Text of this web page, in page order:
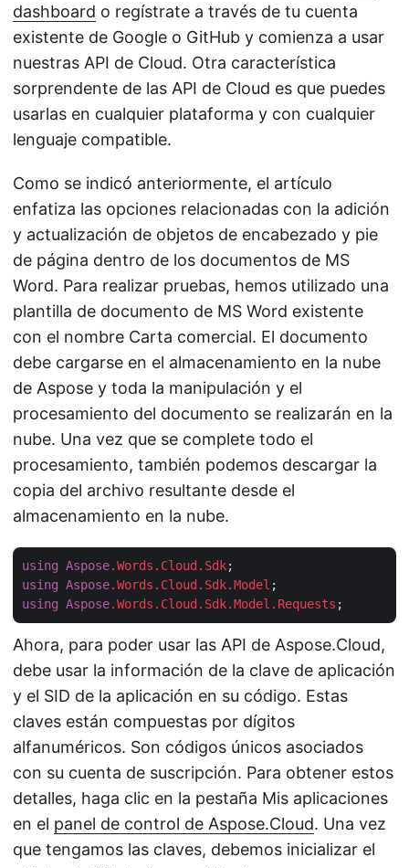
dashboard o regístrate a través de tu cuenta
existente de Google o GitHub y comienza a usar
nuestras API de Cloud. Otra característica
sorprendente de las API de Cloud es que puedes
usarlas en cualquier plataforma y con cualquier
lenguaje compatible.
Como se indicó anteriormente, el artículo
enfatiza las opciones relacionadas con la adición
y actualización de objetos de encabezado y pie
de página dentro de los documentos de MS
Word. Para realizar pruebas, hemos utilizado una
plantilla de documento de MS Word existente
con el nombre Carta comercial. El documento
debe cargarse en el almacenamiento en la nube
de Aspose y toda la manipulación y el
procesamiento del documento se realizarán en la
nube. Una vez que se complete todo el
procesamiento, también podemos descargar la
copia del archivo resultante desde el
almacenamiento en la nube.
using Aspose.Words .Cloud .Sdk
using Aspose.Words .Cloud .Sdk.Model
using Aspose.Words .Cloud .Sdk.Model .Requests
Ahora, para poder usar las API de Aspose.Cloud,
debe usar la información de la clave de aplicación
y el SID de la aplicación en su código. Estas
claves están compuestas por dígitos
alfanuméricos. Son códigos únicos asociados
con su cuenta de suscripción. Para obtener estos
detalles, haga clic en la pestaña Mis aplicaciones
en el panel de control de Aspose.Cloud. Una vez
que tengamos las claves, debemos inicializar el